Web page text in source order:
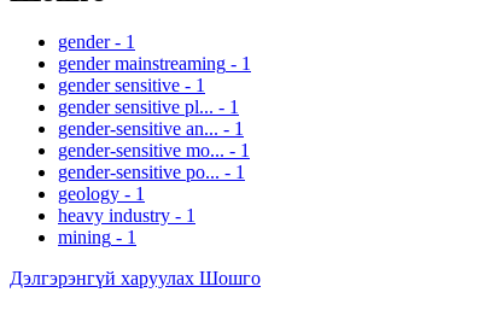
gender - 1
gender mainstreaming - 1
gender sensitive - 1
gender sensitive pl... - 1
gender-sensitive an... - 1
gender-sensitive mo... - 1
gender-sensitive po... - 1
geology - 1
heavy industry - 1
mining - 1
Дэлгэрэнгүй харуулах Шошго